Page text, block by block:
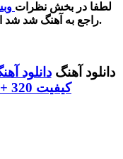
لطفا در بخش نظرات
راجع به آهنگ شد شد از مهدی امیری و فربد برای ما بنویسید.
دانلود آهنگدانلود
کیفیت 320 + متن آهنگ